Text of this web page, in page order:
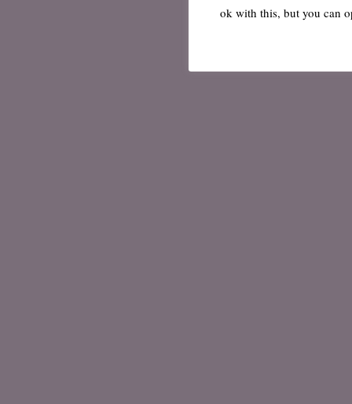
ok with this, but you can